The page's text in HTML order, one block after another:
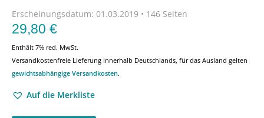
Erscheinungsdatum: 01.03.2019 • 146 Seiten
29,80 €
Enthält 7% red. MwSt.
Versandkostenfreie Lieferung innerhalb Deutschlands, für das Ausland gelten
gewichtsabhängige Versandkosten.
Auf die Merkliste